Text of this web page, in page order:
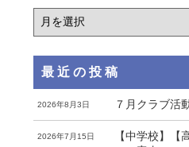
最近の投稿
７月クラブ活
2026年8月3日
【中学校】【
2026年7月15日